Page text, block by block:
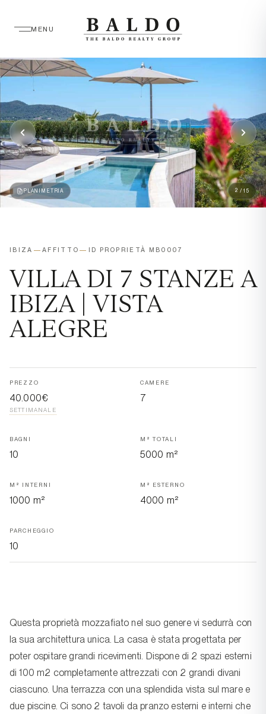
MENU
PLANIMETRIA 2 / 15
IBIZA — AFFITTO — ID PROPRIETÀ MB0007
VILLA DI 7 STANZE A
IBIZA | VISTA
ALEGRE
PREZZO
40.000€
SETTIMANALE
CAMERE
7
BAGNI
10
M² TOTALI
5000 m²
M² INTERNI
1000 m²
M² ESTERNO
4000 m²
PARCHEGGIO
10
Questa proprietà mozzafiato nel suo genere vi sedurrà con
la sua architettura unica. La casa è stata progettata per
poter ospitare grandi ricevimenti. Dispone di 2 spazi esterni
di 100 m2 completamente attrezzati con 2 grandi divani
ciascuno. Una terrazza con una splendida vista sul mare e
due piscine. Ci sono 2 tavoli da pranzo esterni e interni che